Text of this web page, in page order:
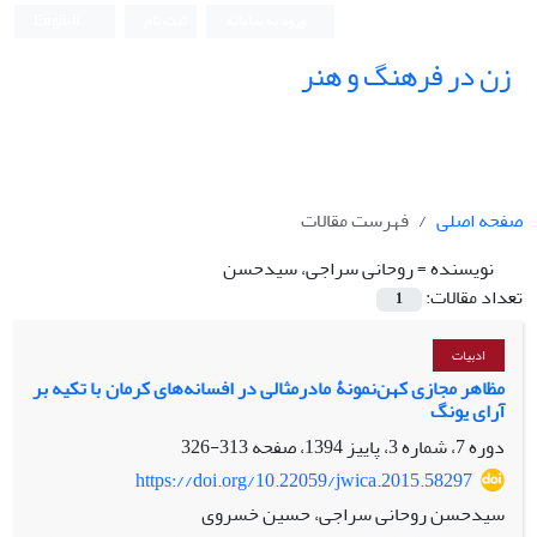
زن در فرهنگ و هنر
صفحه اصلی
فهرست مقالات
نویسنده =روحانی سراجی، سیدحسن
تعداد مقالات:
1
ادبیات
مظاهر مجازی کهن‌نمونۀ مادرمثالی در افسانه‌های کرمان با تکیه بر
آرای یونگ
دوره 7، شماره 3، پاییز 1394، صفحه
313-326
https://doi.org/10.22059/jwica.2015.58297
سیدحسن روحانی سراجی، حسین خسروی